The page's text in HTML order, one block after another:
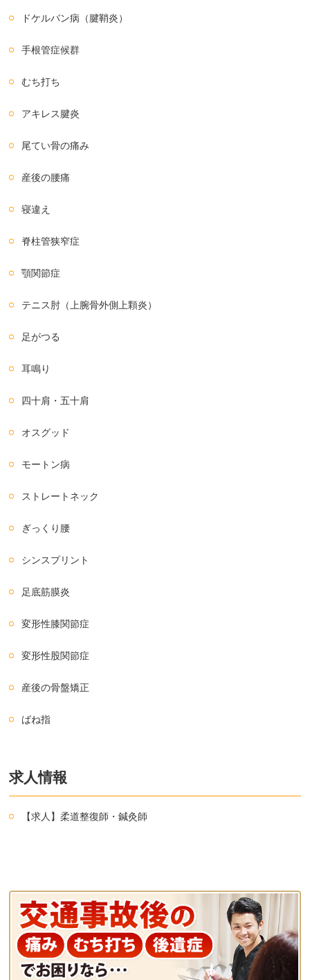
ドケルバン病（腱鞘炎）
手根管症候群
むち打ち
アキレス腱炎
尾てい骨の痛み
産後の腰痛
寝違え
脊柱管狭窄症
顎関節症
テニス肘（上腕骨外側上顆炎）
足がつる
耳鳴り
四十肩・五十肩
オスグッド
モートン病
ストレートネック
ぎっくり腰
シンスプリント
足底筋膜炎
変形性膝関節症
変形性股関節症
産後の骨盤矯正
ばね指
求人情報
【求人】柔道整復師・鍼灸師